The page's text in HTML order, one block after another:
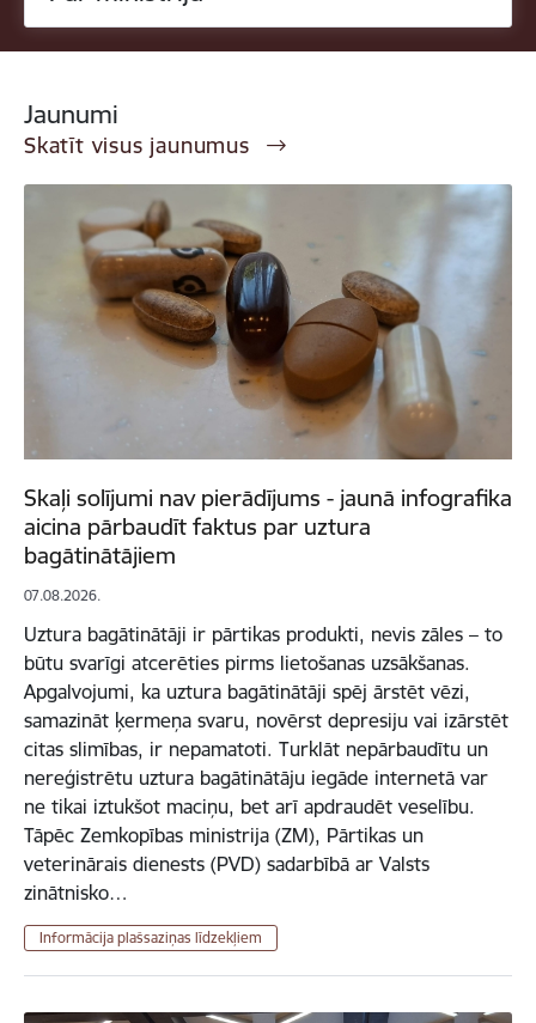
Jaunumi
Skatīt visus jaunumus
Skaļi solījumi nav pierādījums - jaunā infografika
aicina pārbaudīt faktus par uztura
bagātinātājiem
07.08.2026.
Uztura bagātinātāji ir pārtikas produkti, nevis zāles – to
būtu svarīgi atcerēties pirms lietošanas uzsākšanas.
Apgalvojumi, ka uztura bagātinātāji spēj ārstēt vēzi,
samazināt ķermeņa svaru, novērst depresiju vai izārstēt
citas slimības, ir nepamatoti. Turklāt nepārbaudītu un
nereģistrētu uztura bagātinātāju iegāde internetā var
ne tikai iztukšot maciņu, bet arī apdraudēt veselību.
Tāpēc Zemkopības ministrija (ZM), Pārtikas un
veterinārais dienests (PVD) sadarbībā ar Valsts
zinātnisko…
Informācija plašsaziņas līdzekļiem